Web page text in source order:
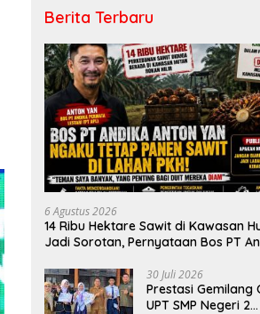
Berita Terbaru
6 Agustus 2026
14 Ribu Hektare Sawit di Kawasan
Jadi Sorotan, Pernyataan Bos PT
30 Juli 2026
Prestasi Gemilang
UPT SMP Negeri 2